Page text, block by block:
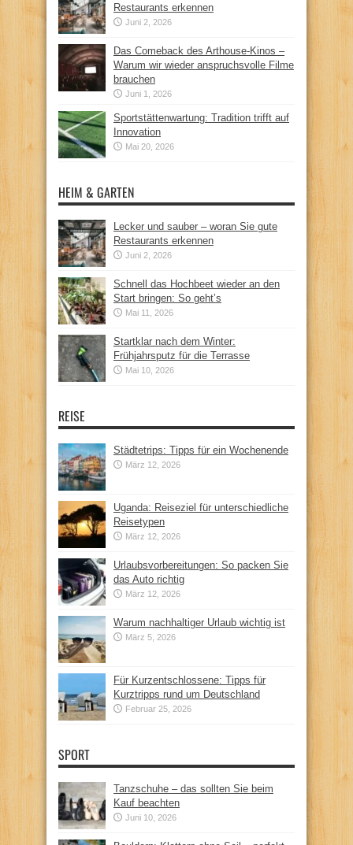
Restaurants erkennen
Juni 2, 2026
Das Comeback des Arthouse-Kinos –
Warum wir wieder anspruchsvolle Filme
brauchen
Juni 1, 2026
Sportstättenwartung: Tradition trifft auf
Innovation
Mai 20, 2026
HEIM & GARTEN
Lecker und sauber – woran Sie gute
Restaurants erkennen
Juni 2, 2026
Schnell das Hochbeet wieder an den
Start bringen: So geht’s
Mai 11, 2026
Startklar nach dem Winter:
Frühjahrsputz für die Terrasse
Mai 10, 2026
REISE
Städtetrips: Tipps für ein Wochenende
März 12, 2026
Uganda: Reiseziel für unterschiedliche
Reisetypen
März 12, 2026
Urlaubsvorbereitungen: So packen Sie
das Auto richtig
März 12, 2026
Warum nachhaltiger Urlaub wichtig ist
März 5, 2026
Für Kurzentschlossene: Tipps für
Kurztripps rund um Deutschland
Februar 25, 2026
SPORT
Tanzschuhe – das sollten Sie beim
Kauf beachten
Juni 10, 2026